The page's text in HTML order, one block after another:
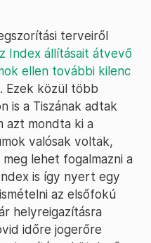
terveiről
Index állításait átvevő
ellen további kilenc
Ezek közül több
is a Tiszának adtak
azt mondta ki a
valósak voltak,
lehet fogalmazni a
is így nyert egy
az elsőfokú
helyreigazításra
időre jogerőre